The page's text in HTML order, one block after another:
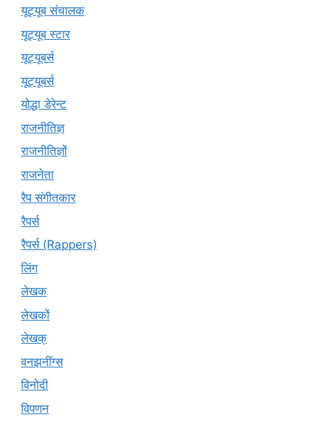
यूट्यूब संचालक
यूट्यूब स्टार
यूट्यूबर्स
यूट्‍यूबर्स
योद्धा डेरेन्ट
राजनीतिज्ञ
राजनीतिज्ञों
राजनेता
रैप संगीतकार
रैपर्स
रैपर्स (Rappers)
लिंग
लेखक
लेखकों
लेखक्
वनझनींग्स
विनोदी
विपणन